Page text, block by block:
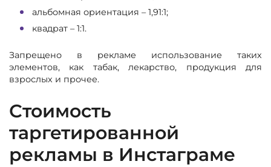
альбомная ориентация – 1,91:1;
квадрат – 1:1.
Запрещено в рекламе использование таких
элементов, как табак, лекарство, продукция для
взрослых и прочее.
Стоимость
таргетированной
рекламы в Инстаграме